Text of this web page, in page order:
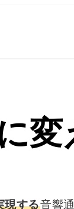
変
現する音響